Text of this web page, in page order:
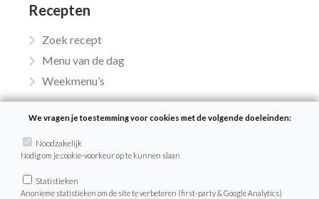
Recepten
Zoek recept
Menu van de dag
Weekmenu’s
VeganChallenge
Veelgestelde vragen
We vragen je toestemming voor cookies met de volgende doeleinden:
Noodzakelijk
Nodig om je cookie-voorkeur op te kunnen slaan
Statistieken
Anonieme statistieken om de site te verbeteren (first-party & Google Analytics)